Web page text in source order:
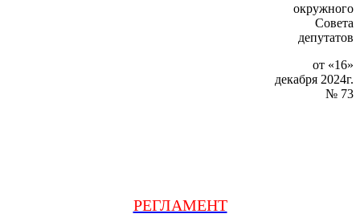
окружного
Совета
депутатов
от «16»
декабря 2024г.
№ 73
РЕГЛАМЕНТ